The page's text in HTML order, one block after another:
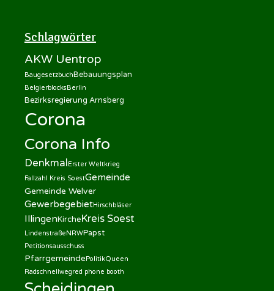
Schlagwörter
AKW Uentrop
BaugesetzbuchBebauungsplan
BelgierblocksBerlin
Bezirksregierung Arnsberg
Corona
Corona Info
DenkmalErster Weltkrieg
Fallzahl Kreis SoestGemeinde
Gemeinde Welver
GewerbegebietHirschbläser
IllingenKircheKreis Soest
LindenstraßeNRWPapst
Petitionsausschuss
PfarrgemeindePolitikQueen
Radschnellwegred phone booth